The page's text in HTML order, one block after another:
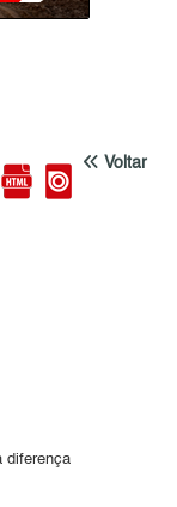
Voltar